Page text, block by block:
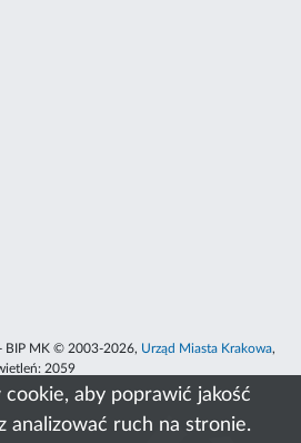
aby poprawić jakość
analizować ruch na stronie.
BIP MK © 2003-2026, Urząd Miasta Krakowa,
2059